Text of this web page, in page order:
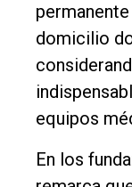
domicilio
equipos
En los